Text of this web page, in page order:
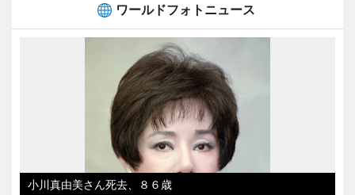
ワールドフォトニュース
小川真由美さん死去、８６歳